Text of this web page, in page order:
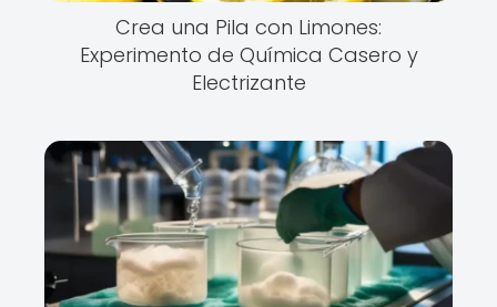
Crea una Pila con Limones:
Experimento de Química Casero y
Electrizante